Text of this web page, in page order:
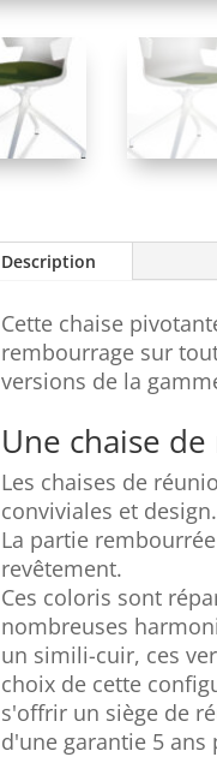
Description
Cette chaise
rembourrage sur
versions de la
Une chaise
Les chaises de
conviviales et
La partie
revêtement.
Ces coloris sont
nombreuses
un simili-cuir, ces
choix de cette
s'offrir un siège de
d'une garantie 5